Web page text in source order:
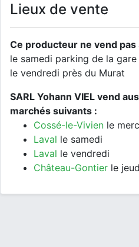
Lieux de vente
Ce producteur ne vend
le samedi parking de la gare
le vendredi près du Murat
SARL Yohann VIEL vend
marchés suivants :
Cossé-le-Vivien le
Laval le samedi
Laval le vendredi
Château-Gontier le